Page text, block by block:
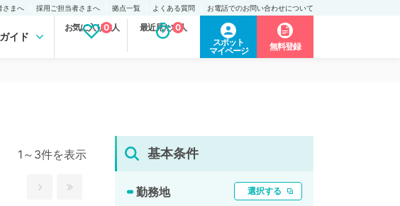
さまへ 採用ご担当者さまへ 拠点一覧 よくある質問 お電話でのお問い合わせについて
イド
お気に入り求人
0 最近見た求人
0
スポット
マイページ
無料登録
1～3件を表示 基本条件
勤務地 選択する